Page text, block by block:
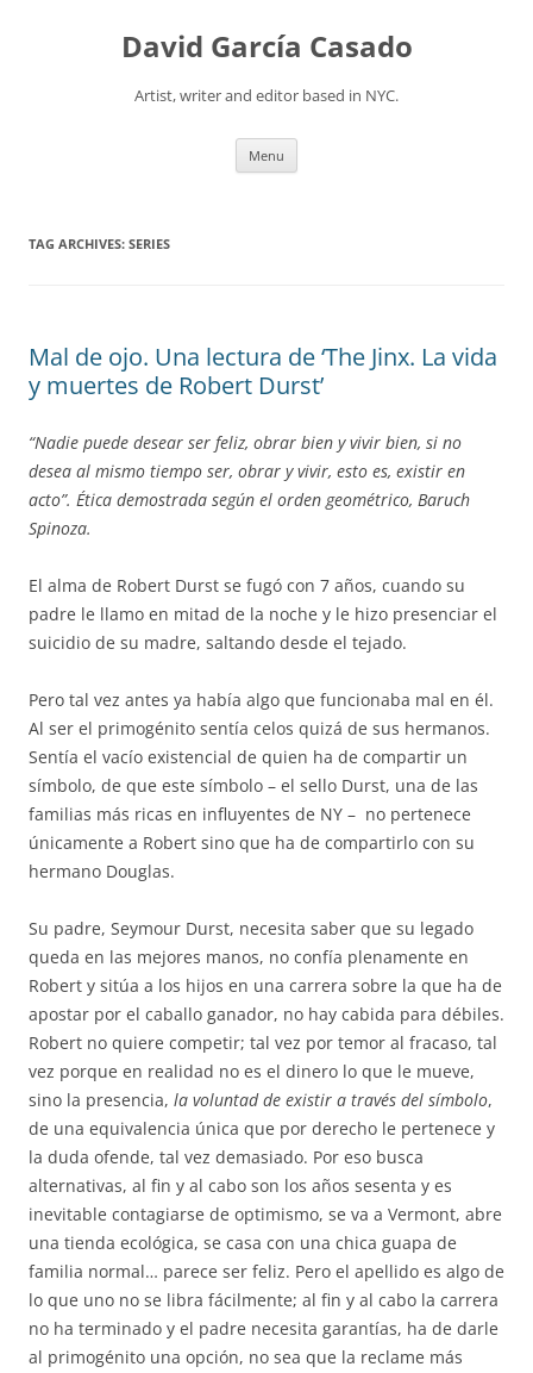
David García Casado
Artist, writer and editor based in NYC.
Menu
TAG ARCHIVES: SERIES
Mal de ojo. Una lectura de ‘The Jinx. La vida
y muertes de Robert Durst’
“Nadie puede desear ser feliz, obrar bien y vivir bien, si no
desea al mismo tiempo ser, obrar y vivir, esto es, existir en
acto”. Ética demostrada según el orden geométrico, Baruch
Spinoza.
El alma de Robert Durst se fugó con 7 años, cuando su
padre le llamo en mitad de la noche y le hizo presenciar el
suicidio de su madre, saltando desde el tejado.
Pero tal vez antes ya había algo que funcionaba mal en él.
Al ser el primogénito sentía celos quizá de sus hermanos.
Sentía el vacío existencial de quien ha de compartir un
símbolo, de que este símbolo – el sello Durst, una de las
familias más ricas en influyentes de NY – no pertenece
únicamente a Robert sino que ha de compartirlo con su
hermano Douglas.
Su padre, Seymour Durst, necesita saber que su legado
queda en las mejores manos, no confía plenamente en
Robert y sitúa a los hijos en una carrera sobre la que ha de
apostar por el caballo ganador, no hay cabida para débiles.
Robert no quiere competir; tal vez por temor al fracaso, tal
vez porque en realidad no es el dinero lo que le mueve,
sino la presencia, la voluntad de existir a través del símbolo,
de una equivalencia única que por derecho le pertenece y
la duda ofende, tal vez demasiado. Por eso busca
alternativas, al fin y al cabo son los años sesenta y es
inevitable contagiarse de optimismo, se va a Vermont, abre
una tienda ecológica, se casa con una chica guapa de
familia normal… parece ser feliz. Pero el apellido es algo de
lo que uno no se libra fácilmente; al fin y al cabo la carrera
no ha terminado y el padre necesita garantías, ha de darle
al primogénito una opción, no sea que la reclame más